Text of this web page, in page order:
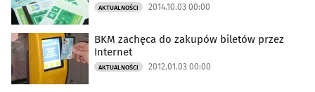
AKTUALNOŚCI 2014.10.03 00:00
BKM zachęca do zakupów biletów przez
Internet
AKTUALNOŚCI 2012.01.03 00:00